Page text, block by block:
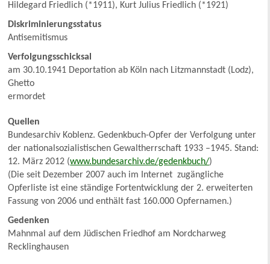
Hildegard Friedlich (*1911), Kurt Julius Friedlich (*1921)
Diskriminierungsstatus
Antisemitismus
Verfolgungsschicksal
am 30.10.1941 Deportation ab Köln nach Litzmannstadt (Lodz),
Ghetto
ermordet
Quellen
Bundesarchiv Koblenz. Gedenkbuch-Opfer der Verfolgung unter
der nationalsozialistischen Gewaltherrschaft 1933 –1945. Stand:
12. März 2012 (www.bundesarchiv.de/gedenkbuch/)
(Die seit Dezember 2007 auch im Internet zugängliche
Opferliste ist eine ständige Fortentwicklung der 2. erweiterten
Fassung von 2006 und enthält fast 160.000 Opfernamen.)
Gedenken
Mahnmal auf dem Jüdischen Friedhof am Nordcharweg
Recklinghausen